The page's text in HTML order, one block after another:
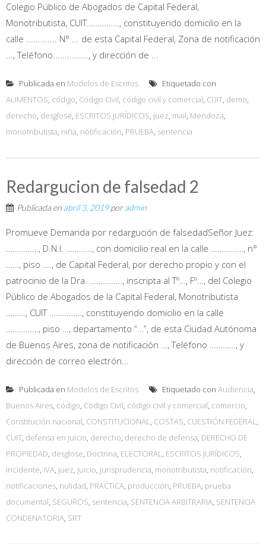
Colegio Público de Abogados de Capital Federal,
Monotributista, CUIT……………, constituyendo domicilio en la
calle ............. N° ... de esta Capital Federal, Zona de notificación
..., Teléfono..............., y dirección de ...
Publicada en Modelos de Escritos
Etiquetado con
ALIMENTOS, código, Código Civil, código civil y comercial, CUIT, demo,
derecho, desglose, ESCRITOS JURÍDICOS, juez, mail, Mendoza,
monotributista, niña, notificación, PRUEBA, sentencia
Redargucion de falsedad 2
Publicada en abril 3, 2019poradmin
Promueve Demanda por redargución de falsedadSeñor Juez:
……………, D.N.I. …………, con domicilio real en la calle ……………, n°
……, piso …., de Capital Federal, por derecho propio y con el
patrocinio de la Dra. ……………, inscripta al Tº…, Fº…, del Colegio
Público de Abogados de la Capital Federal, Monotributista
………, CUIT ……………, constituyendo domicilio en la calle
……………, piso …, departamento “…”, de esta Ciudad Autónoma
de Buenos Aires, zona de notificación …, Teléfono …………, y
dirección de correo electrón...
Publicada en Modelos de Escritos Etiquetado con Audiencia,
Buenos Aires, código, Código Civil, código civil y comercial, comercio,
Constitución nacional, CONSTITUCIONAL, COSTAS, CUESTIÓN FEDERAL,
CUIT, defensa en juicio, derecho, derecho de defensa, DERECHO DE
PROPIEDAD, desglose, Doctrina, ELECTORAL, ESCRITOS JURÍDICOS,
Incidente, IVA, juez, juicio, Jurisprudencia, monotributista, notificación,
notificaciones, nulidad, PRACTICA, producción, PRUEBA, prueba
documental, SEGUROS, sentencia, SENTENCIA ARBITRARIA, SENTENCIA
CONDENATORIA, SRT